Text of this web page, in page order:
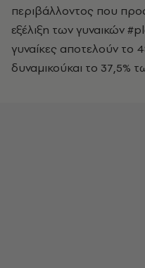
περιβάλλοντος που
εξέλιξη των γυναικών
γυναίκες αποτελούν το
δυναμικούκαι το 37,5%